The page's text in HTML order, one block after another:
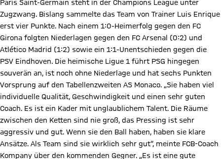
Paris Saint-Germain steht in der Champions League unter
Zugzwang. Bislang sammelte das Team von Trainer Luis Enrique
erst vier Punkte. Nach einem 1:0-Heimerfolg gegen den FC
Girona folgten Niederlagen gegen den FC Arsenal (0:2) und
Atlético Madrid (1:2) sowie ein 1:1-Unentschieden gegen die
PSV Eindhoven. Die heimische Ligue 1 führt PSG hingegen
souverän an, ist noch ohne Niederlage und hat sechs Punkten
Vorsprung auf den Tabellenzweiten AS Monaco. „Sie haben viel
individuelle Qualität, Geschwindigkeit und einen sehr guten
Coach. Es ist ein Kader mit unglaublichem Talent. Die Räume
zwischen den Ketten sind nie groß, das Pressing ist sehr
aggressiv und gut. Wenn sie den Ball haben, haben sie klare
Ansätze. Als Team sind sie wirklich sehr gut“, meinte FCB-Coach
Kompany über den kommenden Gegner. „Es ist eine gute